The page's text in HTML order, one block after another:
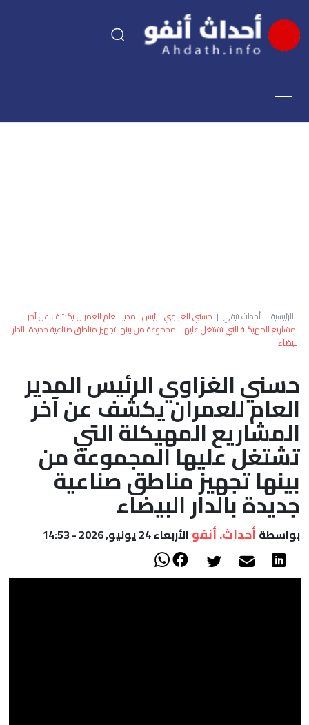
اقتصاد
العالم
الصحراء
الرئيسية| أحداث تيفي | حسني الغزاوي الرئيس المدير العام للعمران يكشف عن آخر
المشاريع المهيكلة التي تشتغل عليها المجموعة من بينها تجهيز مناطق صناعية جديدة بالدار
البيضاء
حسني الغزاوي الرئيس المدير
العام للعمران يكشف عن آخر
المشاريع المهيكلة التي
تشتغل عليها المجموعة من
بينها تجهيز مناطق صناعية
جديدة بالدار البيضاء
بواسطة أحداث. أنفو الأربعاء 24 يونيو, 2026 - 14:53